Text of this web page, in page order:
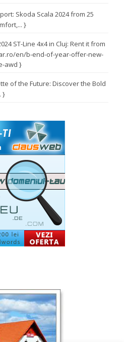
Skoda Scala 2024 from 25
}
ST-Line 4x4 in Cluj: Rent it from
en/b-end-of-year-offer-new-
awd }
of the Future: Discover the Bold
}